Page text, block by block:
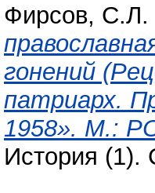
Фирсов, С.Л.
гонений
патриарх.
1958». М.:
История (1).